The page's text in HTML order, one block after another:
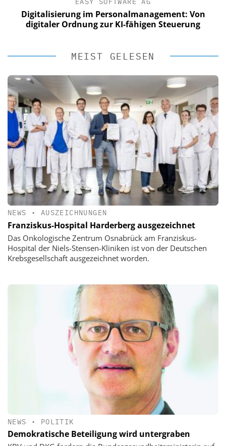
Digitalisierung im Personalmanagement: Von
digitaler Ordnung zur KI-fähigen Steuerung
MEIST GELESEN
NEWS • AUSZEICHNUNGEN
Franziskus-Hospital Harderberg ausgezeichnet
Das Onkologische Zentrum Osnabrück am Franziskus-
Hospital der Niels-Stensen-Kliniken ist von der Deutschen
Krebsgesellschaft ausgezeichnet worden.
NEWS • POLITIK
Demokratische Beteiligung wird untergraben